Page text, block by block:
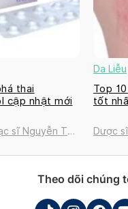
thai
cập nhật mới
sĩ Nguyễn Thị
Da Liễu
Top
tốt
Dược
Theo dõi chúng